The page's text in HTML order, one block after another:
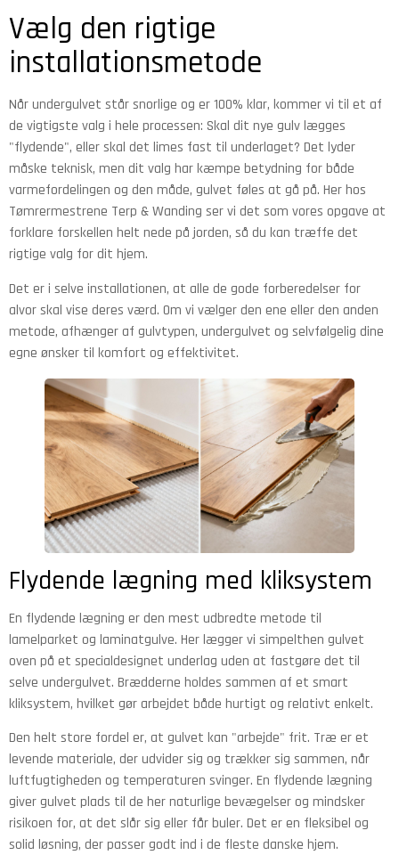
Vælg den rigtige
installationsmetode
Når undergulvet står snorlige og er 100% klar, kommer vi til et af
de vigtigste valg i hele processen: Skal dit nye gulv lægges
"flydende", eller skal det limes fast til underlaget? Det lyder
måske teknisk, men dit valg har kæmpe betydning for både
varmefordelingen og den måde, gulvet føles at gå på. Her hos
Tømrermestrene Terp & Wanding ser vi det som vores opgave at
forklare forskellen helt nede på jorden, så du kan træffe det
rigtige valg for dit hjem.
Det er i selve installationen, at alle de gode forberedelser for
alvor skal vise deres værd. Om vi vælger den ene eller den anden
metode, afhænger af gulvtypen, undergulvet og selvfølgelig dine
egne ønsker til komfort og effektivitet.
Flydende lægning med kliksystem
En flydende lægning er den mest udbredte metode til
lamelparket og laminatgulve. Her lægger vi simpelthen gulvet
oven på et specialdesignet underlag uden at fastgøre det til
selve undergulvet. Brædderne holdes sammen af et smart
kliksystem, hvilket gør arbejdet både hurtigt og relativt enkelt.
Den helt store fordel er, at gulvet kan "arbejde" frit. Træ er et
levende materiale, der udvider sig og trækker sig sammen, når
luftfugtigheden og temperaturen svinger. En flydende lægning
giver gulvet plads til de her naturlige bevægelser og mindsker
risikoen for, at det slår sig eller får buler. Det er en fleksibel og
solid løsning, der passer godt ind i de fleste danske hjem.